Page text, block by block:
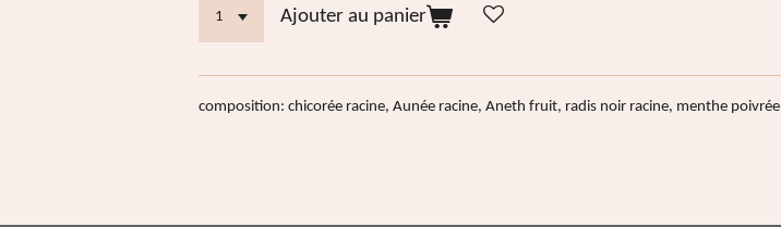
Ajouter au panier
composition: chicorée racine, Aunée racine, Aneth fruit, radis noir racine, menthe poivrée